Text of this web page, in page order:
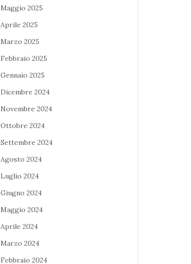
Maggio 2025
Aprile 2025
Marzo 2025
Febbraio 2025
Gennaio 2025
Dicembre 2024
Novembre 2024
Ottobre 2024
Settembre 2024
Agosto 2024
Luglio 2024
Giugno 2024
Maggio 2024
Aprile 2024
Marzo 2024
Febbraio 2024